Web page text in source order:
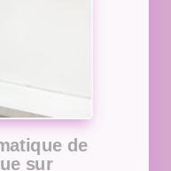
de
sur